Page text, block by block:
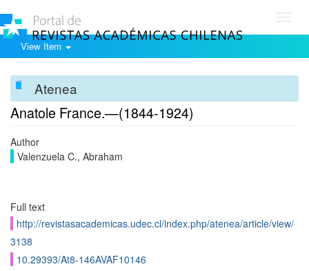
View Item
Atenea
Anatole France.—(1844-1924)
Author
Valenzuela C., Abraham
Full text
http://revistasacademicas.udec.cl/index.php/atenea/article/view/
3138
10.29393/At8-146AVAF10146